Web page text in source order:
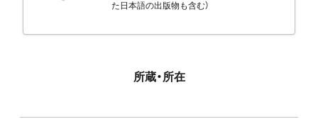
た日本語の出版物も含む）
所蔵・所在